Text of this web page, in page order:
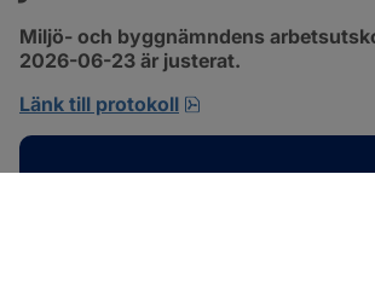
Miljö- och byggnämndens
2026-06-23 är justerat.
Länk till protokoll